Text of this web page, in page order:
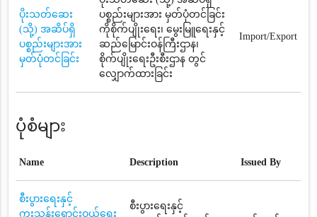
ပိုးသတ်ဆေး
(သို့) အဆိပ်ရှိ
ပစ္စည်းများအား
မှတ်ပုံတင်ခြင်း
ပစ္စည်းများအား မှတ်ပုံတင်ခြင်း
ကိုစိုက်ပျိုးရေး၊ မွေးမြူရေးနှင့်
ဆည်မြောင်းဝန်ကြီးဌာန၊
စိုက်ပျိုးရေးဦးစီးဌာန တွင်
လျှောက်ထားခြင်း
Import/Export
ပုံစံများ
Name Description Issued By
စီးပွားရေးနှင့်
ကူးသန်းရောင်းဝယ်ရေး
စီးပွားရေးနှင့်